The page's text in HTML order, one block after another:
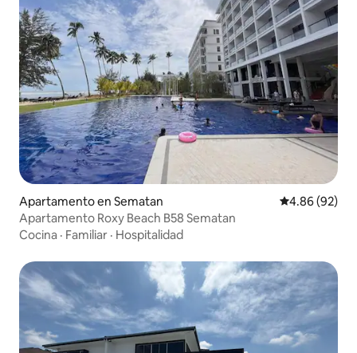
Apartamento en Sematan Calificación
4.86 (92)
Apartamento Roxy Beach B58 Sematan
Cocina · Familiar · Hospitalidad